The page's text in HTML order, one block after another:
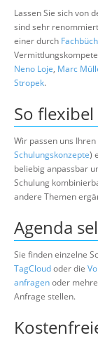
Lassen Sie sich von
sind sehr
einer durch
Neno Loje, Marc
Stropek.
So
Wir passen uns
Schulungskonzepte)
beliebig anpassbar
Schulung
andere Themen
Agenda
Sie finden einzelne
TagCloudoder die
anfragenoder
Anfrage stellen.